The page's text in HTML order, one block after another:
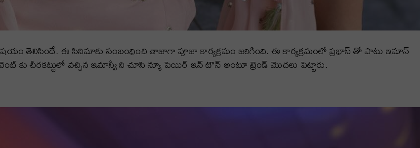
తెలిసిందే. ఈ సినిమాకు సంబంధించి తాజాగా పూజా కార్యక్రమం జరిగింది. ఈ కార్యక్రమంలో ప్రభాస్ తో పాటు ఇమాన్
కు చీరకట్టులో వచ్చిన ఇమాన్వీ ని చూసి న్యూ పెయిర్ ఇన్ టౌన్ అంటూ ట్రెండ్ మొదలు పెట్టారు.